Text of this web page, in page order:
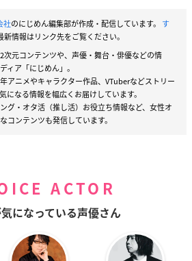
社のにじめん編集部が作成・配信しています。 す
新情報はリンク先をご覧ください。
次元コンテンツや、声優・舞台・俳優などの情
ィア「にじめん」。
アニメやキャラクター作品、VTuberなどストリー
になる情報を幅広くお届けしています。
グ・オタ活（推し活）お役立ち情報など、女性オ
コンテンツも発信しています。
ACTOR
になっている声優さん